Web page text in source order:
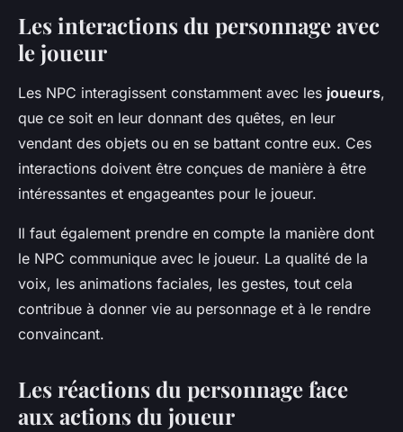
Les interactions du personnage avec
le joueur
Les NPC interagissent constamment avec les joueurs,
que ce soit en leur donnant des quêtes, en leur
vendant des objets ou en se battant contre eux. Ces
interactions doivent être conçues de manière à être
intéressantes et engageantes pour le joueur.
Il faut également prendre en compte la manière dont
le NPC communique avec le joueur. La qualité de la
voix, les animations faciales, les gestes, tout cela
contribue à donner vie au personnage et à le rendre
convaincant.
Les réactions du personnage face
aux actions du joueur